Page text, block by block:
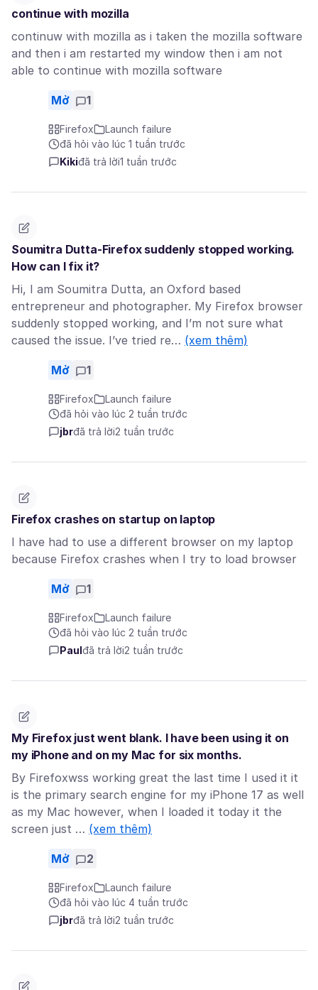
continue with mozilla
continuw with mozilla as i taken the mozilla software
and then i am restarted my window then i am not
able to continue with mozilla software
Mở 1
Firefox
Launch failure
đã hỏi vào lúc 1 tuần trước
Kikiđã trả lời1 tuần trước
Soumitra Dutta-Firefox suddenly stopped working.
How can I fix it?
Hi, I am Soumitra Dutta, an Oxford based
entrepreneur and photographer. My Firefox browser
suddenly stopped working, and I’m not sure what
caused the issue. I’ve tried re… (xem thêm)
Mở 1
Firefox
Launch failure
đã hỏi vào lúc 2 tuần trước
jbrđã trả lời2 tuần trước
Firefox crashes on startup on laptop
I have had to use a different browser on my laptop
because Firefox crashes when I try to load browser
Mở 1
Firefox
Launch failure
đã hỏi vào lúc 2 tuần trước
Paul đã trả lời2 tuần trước
My Firefox just went blank. I have been using it on
my iPhone and on my Mac for six months.
By Firefoxwss working great the last time I used it it
is the primary search engine for my iPhone 17 as well
as my Mac however, when I loaded it today it the
screen just … (xem thêm)
Mở 2
Firefox
Launch failure
đã hỏi vào lúc 4 tuần trước
jbrđã trả lời2 tuần trước